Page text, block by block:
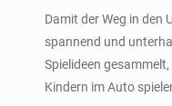
Damit der Weg in den
spannend und
Spielideen
Kindern im Auto